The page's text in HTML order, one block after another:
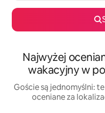
Najwyżej
wakacyjny w
Goście są jednomyślni:
oceniane za